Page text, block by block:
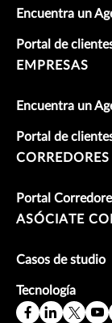
Encuentra un
Portal de
EMPRESAS
Encuentra un
Portal de
Portal
ASÓCIATE
Casos de studio
Tecnología